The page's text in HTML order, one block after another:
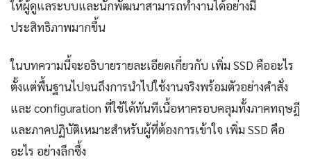
ให้ผู้ดูแลระบบและนักพัฒนาสามารถทำงานได้อย่างมี
ประสิทธิภาพมากขึ้น
ในบทความนี้จะอธิบายรายละเอียดเกี่ยวกับ เพิ่ม SSD คืออะไร
ตั้งแต่พื้นฐานไปจนถึงการนำไปใช้งานจริงพร้อมตัวอย่างคำสั่ง
และ configuration ที่ใช้ได้ทันทีเนื้อหาครอบคลุมทั้งภาคทฤษฎี
และภาคปฏิบัติเหมาะสำหรับผู้ที่ต้องการเข้าใจ เพิ่ม SSD คือ
อะไร อย่างลึกซึ้ง